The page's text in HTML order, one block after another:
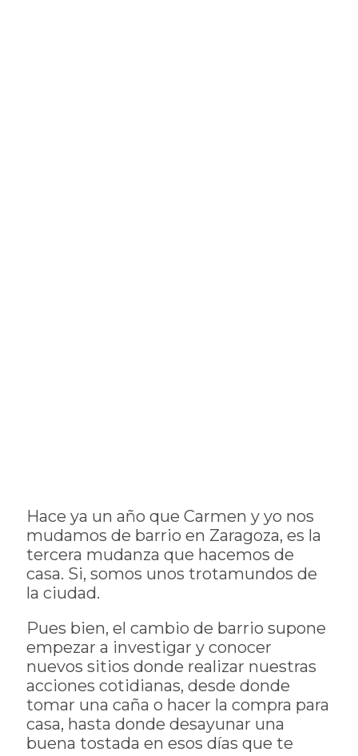
Hace ya un año que Carmen y yo nos
mudamos de barrio en Zaragoza, es la
tercera mudanza que hacemos de
casa. Si, somos unos trotamundos de
la ciudad.
Pues bien, el cambio de barrio supone
empezar a investigar y conocer
nuevos sitios donde realizar nuestras
acciones cotidianas, desde donde
tomar una caña o hacer la compra para
casa, hasta donde desayunar una
buena tostada en esos días que te